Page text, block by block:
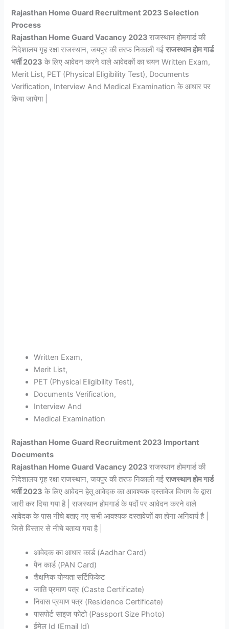
Rajasthan Home Guard Recruitment 2023 Selection
Process
Rajasthan Home Guard Vacancy 2023राजस्थान होमगार्ड की
निदेशालय गृह रक्षा राजस्थान, जयपुर की तरफ निकाली गईराजस्थान होम गार्ड
भर्ती 2023 के लिए आवेदन करने वाले आवेदकों का चयन Written Exam,
Merit List, PET (Physical Eligibility Test), Documents
Verification, Interview And Medical Examination के आधार पर
किया जायेगा |
Written Exam,
Merit List,
PET (Physical Eligibility Test),
Documents Verification,
Interview And
Medical Examination
Rajasthan Home Guard Recruitment 2023 Important
Documents
Rajasthan Home Guard Vacancy 2023राजस्थान होमगार्ड की
निदेशालय गृह रक्षा राजस्थान, जयपुर की तरफ निकाली गईराजस्थान होम गार्ड
भर्ती 2023 के लिए आवेदन हेतू आवेदक का आवश्यक दस्तावेज विभाग के द्वारा
जारी कर दिया गया है | राजस्थान होमगार्ड के पदों पर आवेदन करने वाले
आवेदक के पास नीचे बताए गए सभी आवश्यक दस्तावेजों का होना अनिवार्य है |
जिसे विस्तार से नीचे बताया गया है |
आवेदक का आधार कार्ड (Aadhar Card)
पैन कार्ड (PAN Card)
शैक्षणिक योग्यता सर्टिफिकेट
जाति प्रमाण पत्र (Caste Certificate)
निवास प्रमाण पत्र (Residence Certificate)
पासपोर्ट साइज फोटो (Passport Size Photo)
ईमेल Id (Email Id)